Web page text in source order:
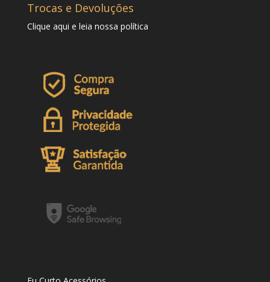
Trocas e Devoluções
Clique aqui e leia nossa política